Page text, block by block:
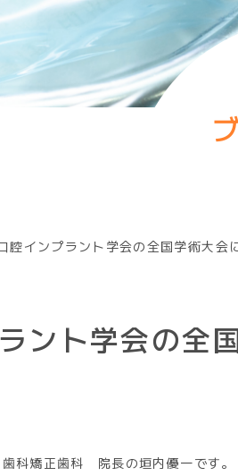
腔インプラント学会の全国学術大会
ント学会の全
科矯正歯科 院長の垣内優一です。